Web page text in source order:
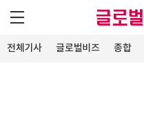
전체기사 글로벌비즈 종합